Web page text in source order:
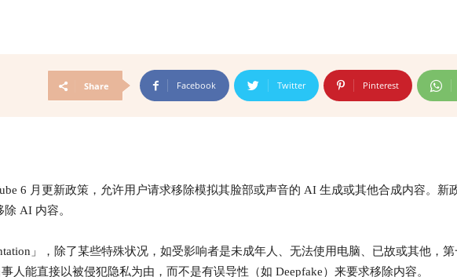
Share Facebook Twitter Pinterest
6 月更新政策，允许用户请求移除模拟其脸部或声音的 AI 生成或其他合成内容。新
AI 内容。
」，除了某些特殊状况，如受影响者是未成年人、无法使用电脑、已故或其他，第
人能直接以被侵犯隐私为由，而不是有误导性（如 Deepfake）来要求移除内容。